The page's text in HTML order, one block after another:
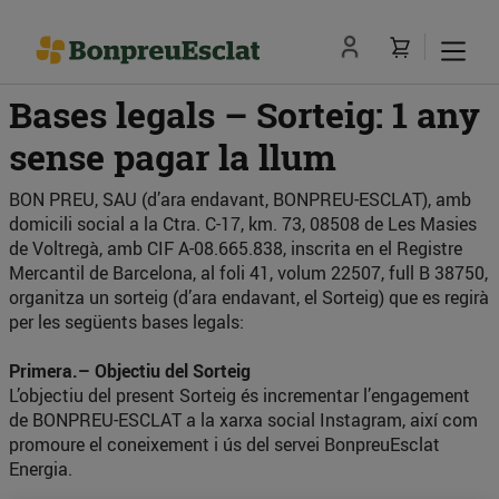
Bases legals – Sorteig: 1 any
sense pagar la llum
BON PREU, SAU (d’ara endavant, BONPREU-ESCLAT), amb
domicili social a la Ctra. C-17, km. 73, 08508 de Les Masies
de Voltregà, amb CIF A-08.665.838, inscrita en el Registre
Mercantil de Barcelona, al foli 41, volum 22507, full B 38750,
organitza un sorteig (d’ara endavant, el Sorteig) que es regirà
per les següents bases legals:
Primera.– Objectiu del Sorteig
L’objectiu del present Sorteig és incrementar l’engagement
de BONPREU-ESCLAT a la xarxa social Instagram, així com
promoure el coneixement i ús del servei BonpreuEsclat
Energia.